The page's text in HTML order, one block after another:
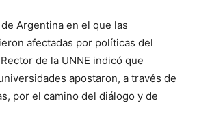
Argentina en el que las
afectadas por políticas del
de la UNNE indicó que
apostaron, a través de
por el camino del diálogo y de